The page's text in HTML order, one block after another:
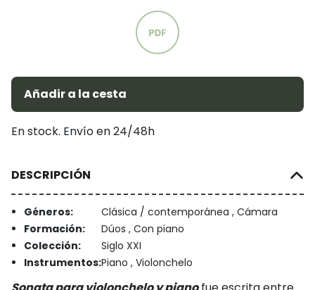
Añadir a la cesta
En stock. Envío en 24/48h
DESCRIPCIÓN
Géneros:
Clásica / contemporánea , Cámara
Formación:
Dúos , Con piano
Colección:
Siglo XXI
Instrumentos:Piano , Violonchelo